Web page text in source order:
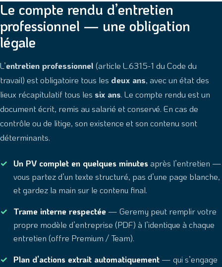
Le compte rendu d’entretien
professionnel — une obligation
légale
L’entretien professionnel (article L.6315-1 du Code du
travail) est obligatoire tous les deux ans, avec un état des
lieux récapitulatif tous les six ans. Le compte rendu est un
document écrit, remis au salarié et conservé. En cas de
contrôle ou de litige, son existence et son contenu sont
déterminants.
Un PV complet en quelques minutes après l’entretien —
vous partez d’un texte structuré, pas d’une page blanche,
et gardez la main sur le contenu final.
Trame interne respectée — Geremy peut remplir votre
propre modèle d’entreprise (PDF) à l’identique à chaque
entretien (offre Premium / Team).
Plan d’actions extrait automatiquement — qui s’engage